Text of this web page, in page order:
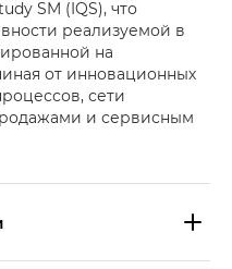
SM (IQS), что
реализуемой в
на
от инновационных
сети
и сервисным